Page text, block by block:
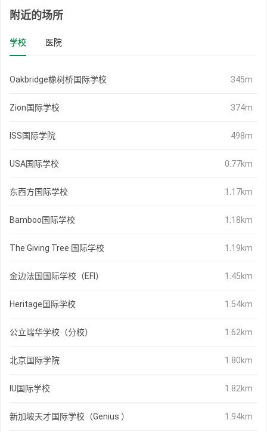
附近的场所
学校 医院
Oakbridge橡树桥国际学校 345m
Zion国际学校 374m
ISS国际学院 498m
USA国际学校 0.77km
东西方国际学校 1.17km
Bamboo国际学校 1.18km
The Giving Tree 国际学校 1.19km
金边法国国际学校（EFI） 1.45km
Heritage国际学校 1.54km
公立端华学校（分校） 1.62km
北京国际学院 1.80km
IU国际学校 1.82km
新加坡天才国际学校（Genius ） 1.94km